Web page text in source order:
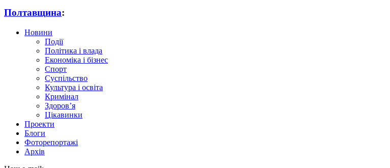
Полтавщина:
Новини
Події
Політика і влада
Економіка і бізнес
Спорт
Суспільство
Культура і освіта
Кримінал
Здоров’я
Цікавинки
Проекти
Блоги
Фоторепортажі
Архів